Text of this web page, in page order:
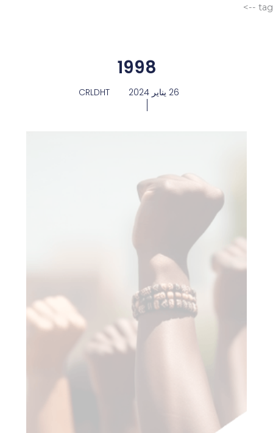
tag -->
1998
26 يناير 2024 CRLDHT